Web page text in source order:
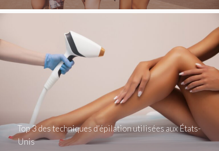
Top 3 des techniques d’épilation utilisées aux États-
Unis